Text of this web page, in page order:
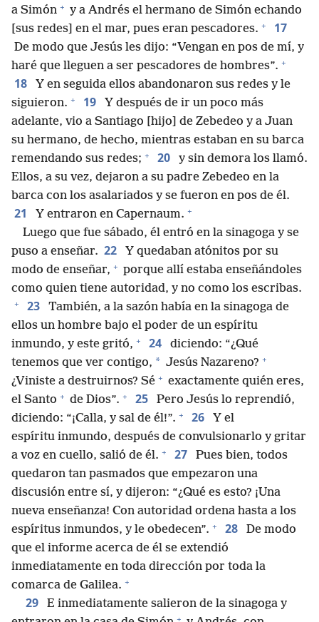
a Simón + y a Andrés el hermano de Simón echando
[sus redes] en el mar, pues eran pescadores. + 17
De modo que Jesús les dijo: “Vengan en pos de mí, y
haré que lleguen a ser pescadores de hombres”. +
18
Y en seguida ellos abandonaron sus redes y le
siguieron. + 19
Y después de ir un poco más
adelante, vio a Santiago [hijo] de Zebedeo y a Juan
su hermano, de hecho, mientras estaban en su barca
remendando sus redes; + 20
y sin demora los llamó.
Ellos, a su vez, dejaron a su padre Zebedeo en la
barca con los asalariados y se fueron en pos de él.
21 Y entraron en Capernaum. +
Luego que fue sábado, él entró en la sinagoga y se
puso a enseñar. 22
Y quedaban atónitos por su
modo de enseñar, + porque allí estaba enseñándoles
como quien tiene autoridad, y no como los escribas.
+ 23
También, a la sazón había en la sinagoga de
ellos un hombre bajo el poder de un espíritu
inmundo, y este gritó, + 24
diciendo: “¿Qué
tenemos que ver contigo, * Jesús Nazareno? +
¿Viniste a destruirnos? Sé + exactamente quién eres,
el Santo + de Dios”. + 25
Pero Jesús lo reprendió,
diciendo: “¡Calla, y sal de él!”. + 26
Y el
espíritu inmundo, después de convulsionarlo y gritar
a voz en cuello, salió de él. + 27
Pues bien, todos
quedaron tan pasmados que empezaron una
discusión entre sí, y dijeron: “¿Qué es esto? ¡Una
nueva enseñanza! Con autoridad ordena hasta a los
espíritus inmundos, y le obedecen”. + 28
De modo
que el informe acerca de él se extendió
inmediatamente en toda dirección por toda la
comarca de Galilea. +
29
E inmediatamente salieron de la sinagoga y
+